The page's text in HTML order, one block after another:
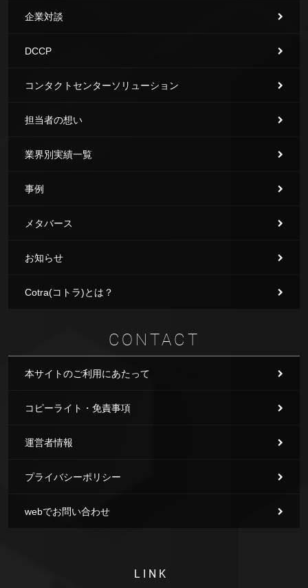
企業対談
DCCP
コンタクトセンターソリューション
担当者の想い
業界別実績一覧
事例
メタバース
お知らせ
Cotra(コトラ)とは？
CONTACT
本サイトのご利用にあたって
コピーライト・免責事項
運営者情報
プライバシーポリシー
webでお問い合わせ
LINK